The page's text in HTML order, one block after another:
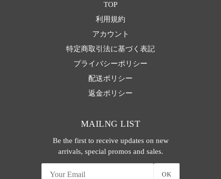
TOP
利用規約
アカウント
特定商取引法に基づく表記
プライバシーポリシー
配送ポリシー
返金ポリシー
MAILNG LIST
Be the first to receive updates on new
arrivals, special promos and sales.
OK